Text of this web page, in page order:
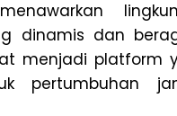
dinamis dan
menjadi platform
pertumbuhan